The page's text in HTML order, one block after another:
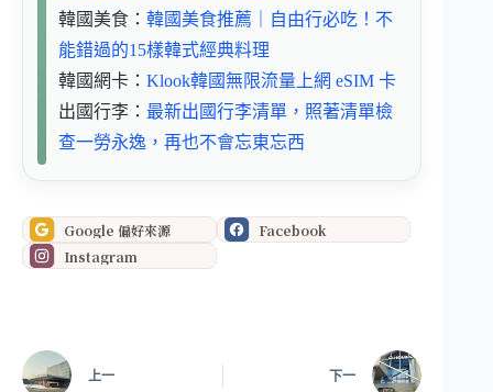
韓國美食： 韓國美食推薦｜自由行必吃！不
能錯過的15樣韓式經典料理
韓國網卡： Klook韓國無限流量上網 eSIM 卡
出國行李： 最新出國行李清單，照著清單檢
查一勞永逸，再也不會忘東忘西
Google 偏好來源
Facebook
Instagram
上一 下一